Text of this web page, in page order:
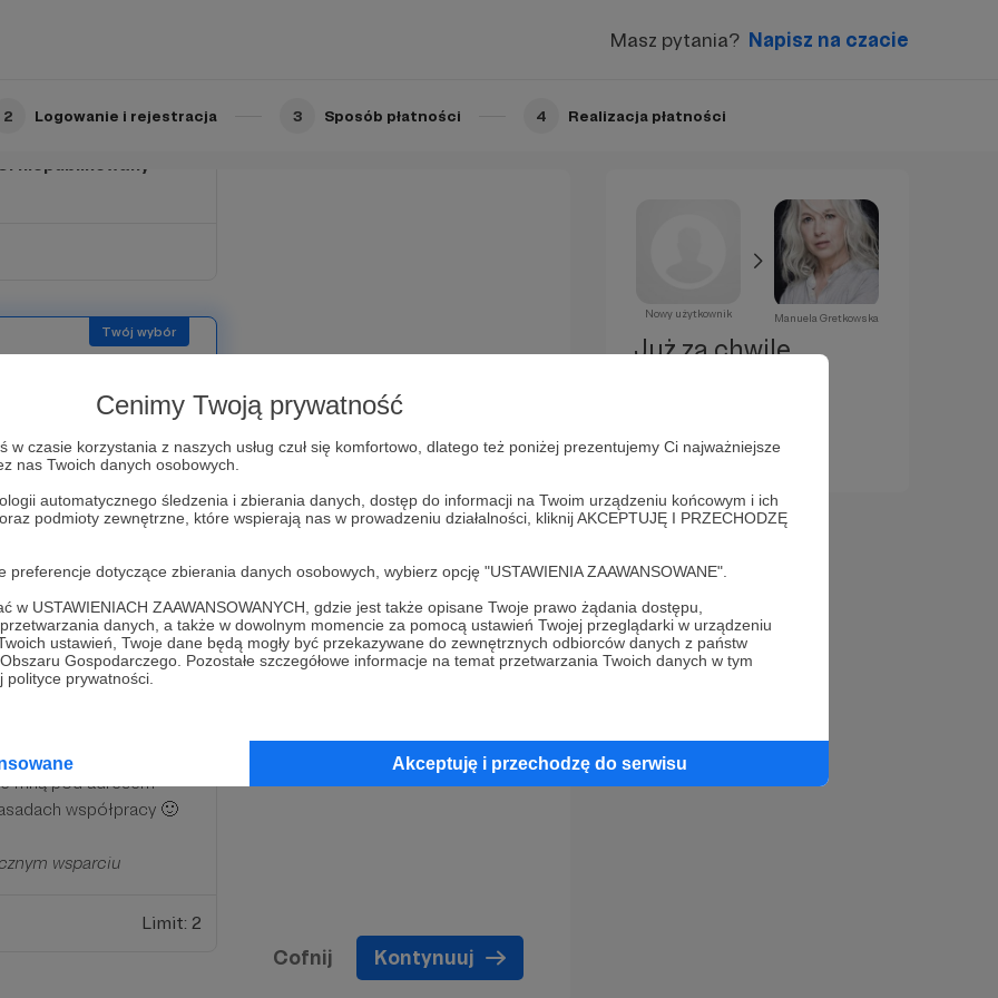
Cenimy Twoją prywatność
w czasie korzystania z naszych usług czuł się komfortowo, dlatego też poniżej prezentujemy Ci najważniejsze
nas Twoich danych osobowych.
automatycznego śledzenia i zbierania danych, dostęp do informacji na Twoim urządzeniu końcowym i ich
podmioty zewnętrzne, które wspierają nas w prowadzeniu działalności, kliknij AKCEPTUJĘ I PRZECHODZĘ
dotyczące zbierania danych osobowych, wybierz opcję "USTAWIENIA ZAAWANSOWANE".
w USTAWIENIACH ZAAWANSOWANYCH, gdzie jest także opisane Twoje prawo żądania dostępu,
danych, a także w dowolnym momencie za pomocą ustawień Twojej przeglądarki w urządzeniu
ustawień, Twoje dane będą mogły być przekazywane do zewnętrznych odbiorców danych z państw
Gospodarczego. Pozostałe szczegółowe informacje na temat przetwarzania Twoich danych w tym
prywatności.
Akceptuję i przechodzę do serwisu
Masz pytania? Napisz na czacie
2 Logowanie i rejestracja 3 Sposób płatności 4 Realizacja płatności
niepublikowany
z imiennymi
mną pod adresem
współpracy 🙂
wsparciu
Limit: 2
Cofnij Kontynuuj
Nowy użytkownik Manuela Gretkowska
Już za chwilę